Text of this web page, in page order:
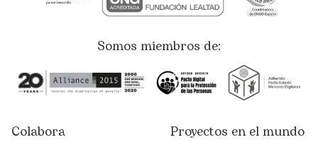
Somos miembros de:
Colabora Proyectos en el mundo